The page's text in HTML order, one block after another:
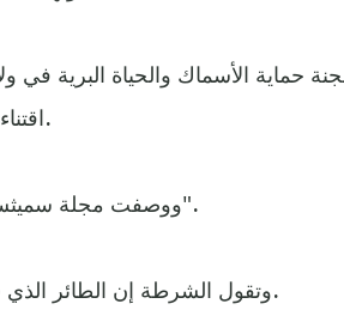
اقتناءه يتطلب الحصول على تصريح خاص للملكية.
ووصفت مجلة سميثسونيان العلمية الطائر بأنه "الأخطر في العالم".
وتقول الشرطة إن الطائر الذي قتل صاحبه لا يزال موجودا في منزل الضحية.